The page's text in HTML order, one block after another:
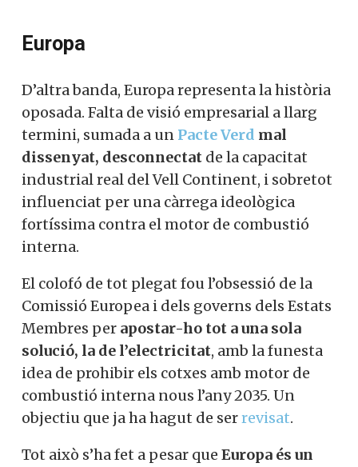
Europa
D’altra banda, Europa representa la història
oposada. Falta de visió empresarial a llarg
termini, sumada a un Pacte Verd mal
dissenyat, desconnectat de la capacitat
industrial real del Vell Continent, i sobretot
influenciat per una càrrega ideològica
fortíssima contra el motor de combustió
interna.
El colofó de tot plegat fou l’obsessió de la
Comissió Europea i dels governs dels Estats
Membres per apostar-ho tot a una sola
solució, la de l’electricitat, amb la funesta
idea de prohibir els cotxes amb motor de
combustió interna nous l’any 2035. Un
objectiu que ja ha hagut de serrevisat.
Tot això s’ha fet a pesar que Europa és un